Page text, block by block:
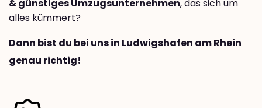
& günstiges Umzugsunternehmen, das sich um
alles kümmert?
Dann bist du bei uns in Ludwigshafen am Rhein
genau richtig!